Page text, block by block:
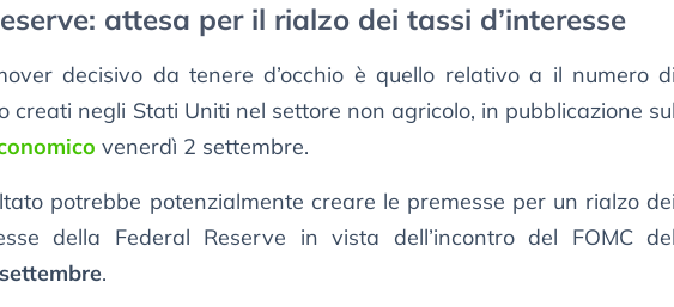
attesa per il rialzo dei tassi d’interesse
decisivo da tenere d’occhio è quello relativo a il numero di
creati negli Stati Uniti nel settore non agricolo, in pubblicazione sul
venerdì 2 settembre.
potrebbe potenzialmente creare le premesse per un rialzo dei
della Federal Reserve in vista dell’incontro del FOMC del
.